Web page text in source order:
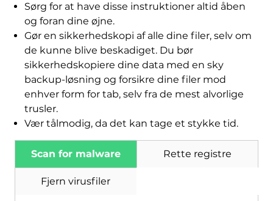
Sørg for at have disse instruktioner altid åben
og foran dine øjne.
Gør en sikkerhedskopi af alle dine filer, selv om
de kunne blive beskadiget. Du bør
sikkerhedskopiere dine data med en sky
backup-løsning og forsikre dine filer mod
enhver form for tab, selv fra de mest alvorlige
trusler.
Vær tålmodig, da det kan tage et stykke tid.
Scan for malware Rette registre
Fjern virusfiler
Hent
Værktøj til fjernelse af
malware